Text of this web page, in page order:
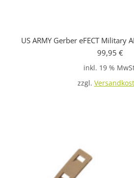
US ARMY Gerber eFECT Military
99,95 €
inkl. 19 %
zzgl.